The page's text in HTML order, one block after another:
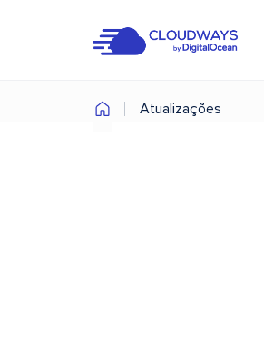
Atualizações